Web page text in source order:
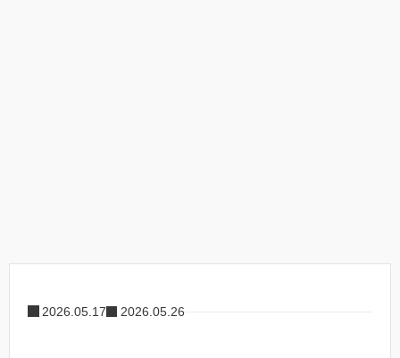
2026.05.17 2026.05.26